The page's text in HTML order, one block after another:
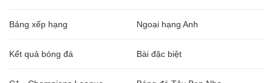
Bảng xếp hạng Ngoại hạng Anh
Kết quả bóng đá Bài đặc biệt